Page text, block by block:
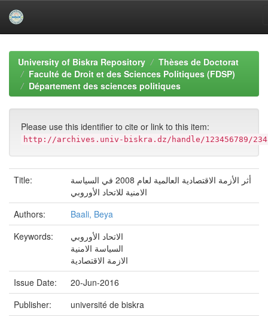
navigationUniversity of Biskra Repository
Thèses de Doctorat
Faculté de Droit et des Sciences Politiques (FDSP)
Département des sciences politiques
Please use this identifier to cite or link to this item:
http://archives.univ-biskra.dz/handle/123456789/
Title:
أثر الأزمة الاقتصادية العالمية لعام 2008 في السياسة
الامنية للاتحاد الأوروبي
Authors:
Baali, Beya
Keywords:
الاتحاد الأوروبي
السياسة الامنية
الازمة الاقتصادية
Issue Date:
20-Jun-2016
Publisher:
université de biskra